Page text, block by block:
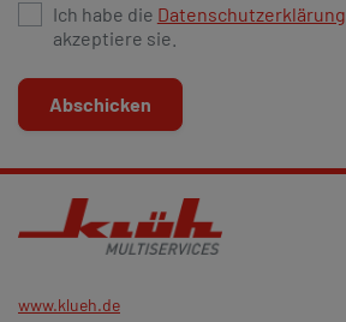
Ich habe die Datenschutzerklärung
akzeptiere sie.
Abschicken
www.klueh.de